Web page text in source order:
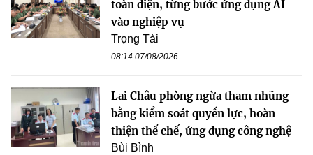
toàn diện, từng bước ứng dụng AI
vào nghiệp vụ
Trọng Tài
08:14 07/08/2026
Lai Châu phòng ngừa tham nhũng
bằng kiểm soát quyền lực, hoàn
thiện thể chế, ứng dụng công nghệ
Bùi Bình